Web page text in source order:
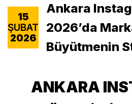
15
ŞUBAT
2026
Ankara
2026’da
Büyütmenin
ANKARA